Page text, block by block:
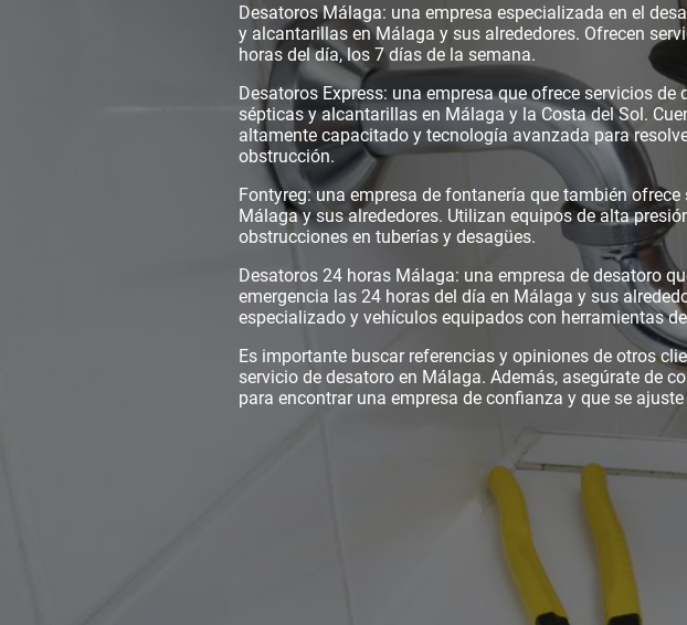
Desatoros Málaga: una empresa especializada en el
y alcantarillas en Málaga y sus alrededores. Ofrecen
horas del día, los 7 días de la semana.
Desatoros Express: una empresa que ofrece servicios de
sépticas y alcantarillas en Málaga y la Costa del Sol.
altamente capacitado y tecnología avanzada para
obstrucción.
Fontyreg: una empresa de fontanería que también ofrece
Málaga y sus alrededores. Utilizan equipos de alta
obstrucciones en tuberías y desagües.
Desatoros 24 horas Málaga: una empresa de desatoro
emergencia las 24 horas del día en Málaga y sus
especializado y vehículos equipados con herramientas
Es importante buscar referencias y opiniones de otros
servicio de desatoro en Málaga. Además, asegúrate de
para encontrar una empresa de confianza y que se